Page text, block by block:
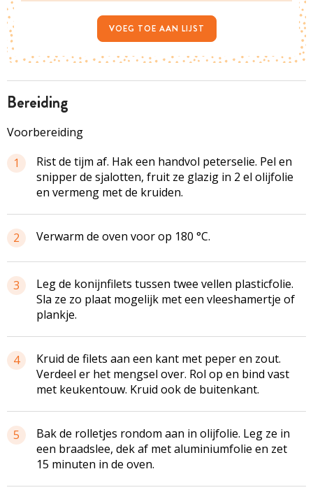
bereiding
Voorbereiding
1
Rist de tijm af. Hak een handvol peterselie. Pel en
snipper de sjalotten, fruit ze glazig in 2 el olijfolie
en vermeng met de kruiden.
2 Verwarm de oven voor op 180 °C.
3
Leg de konijnfilets tussen twee vellen plasticfolie.
Sla ze zo plaat mogelijk met een vleeshamertje of
plankje.
4
Kruid de filets aan een kant met peper en zout.
Verdeel er het mengsel over. Rol op en bind vast
met keukentouw. Kruid ook de buitenkant.
5
Bak de rolletjes rondom aan in olijfolie. Leg ze in
een braadslee, dek af met aluminiumfolie en zet
15 minuten in de oven.
VOEG TOE AAN LIJST